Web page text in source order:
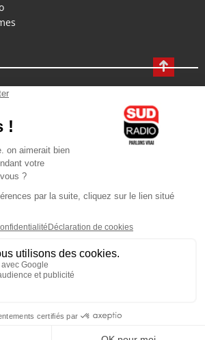
/ Android
l'application
photos : ©Sud Radio / Pierre Olivier
Jon Rakotozafy